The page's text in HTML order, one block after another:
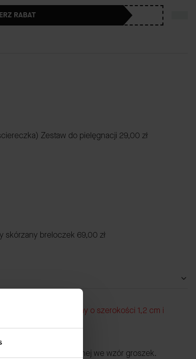
RABAT
Zestaw do pielęgnacji 29,00 zł
skórzany breloczek 69,00 zł
paskiem (skórzany o szerokości 1,2 cm i
skóry fakturowanej we wzór groszek.